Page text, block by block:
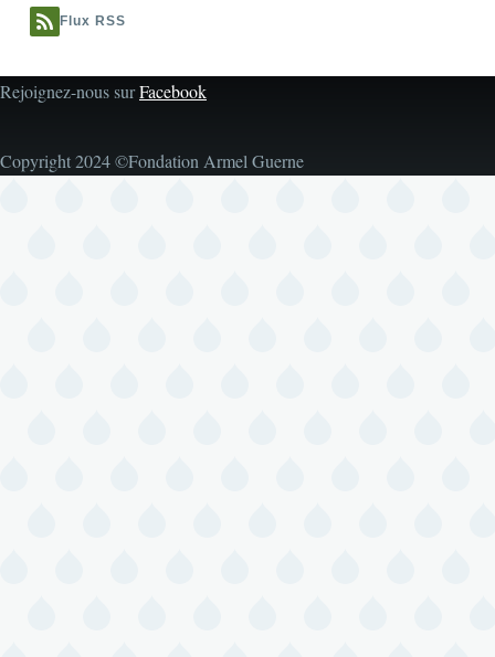
Flux RSS
Rejoignez-nous surFacebook
Copyright 2024 ©Fondation Armel Guerne